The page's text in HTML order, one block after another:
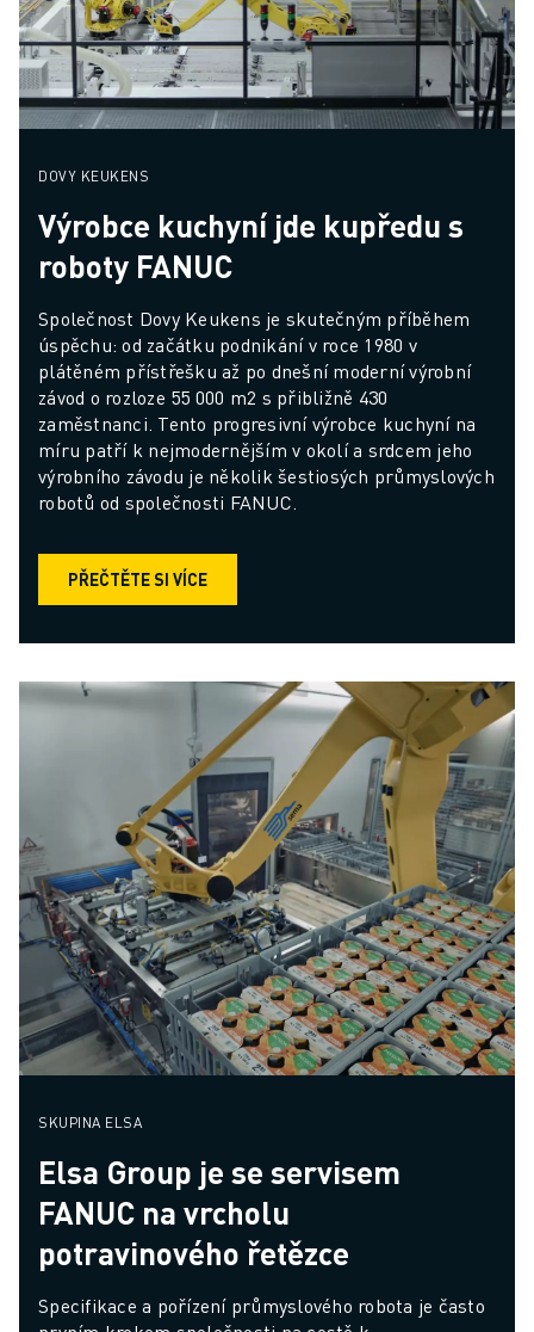
DOVY KEUKENS
Výrobce kuchyní jde kupředu s
roboty FANUC
Společnost Dovy Keukens je skutečným příběhem
úspěchu: od začátku podnikání v roce 1980 v
plátěném přístřešku až po dnešní moderní výrobní
závod o rozloze 55 000 m2 s přibližně 430
zaměstnanci. Tento progresivní výrobce kuchyní na
míru patří k nejmodernějším v okolí a srdcem jeho
výrobního závodu je několik šestiosých průmyslových
robotů od společnosti FANUC.
PŘEČTĚTE SI VÍCE
SKUPINA ELSA
Elsa Group je se servisem
FANUC na vrcholu
potravinového řetězce
Specifikace a pořízení průmyslového robota je často